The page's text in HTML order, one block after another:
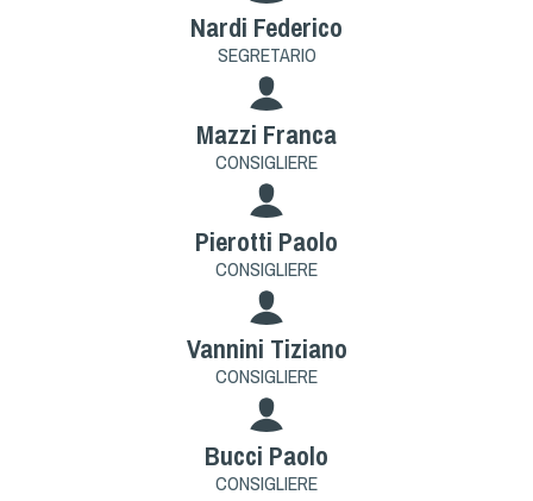
Nardi Federico
SEGRETARIO
Mazzi Franca
CONSIGLIERE
Pierotti Paolo
CONSIGLIERE
Vannini Tiziano
CONSIGLIERE
Bucci Paolo
CONSIGLIERE
Hoopers
Mantrailing
Nosework
Obedience
Rally Obedience
Retriever Sport
Ricerca Tartufo
Sheepdog
Sport acquatici
Treibball
Ipo Delta
Freestyle
Protezione civile Sportiva